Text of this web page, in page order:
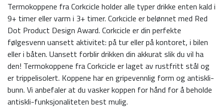
Termokoppene fra Corkcicle holder alle typer drikke enten kald i
9+ timer eller varm i 3+ timer. Corkcicle er belønnet med Red
Dot Product Design Award. Corkcicle er din perfekte
følgesvenn uansett aktivitet: på tur eller på kontoret, i bilen
eller i båten. Uansett forblir drikken din akkurat slik du vil ha
den! Termokoppene fra Corkcicle er laget av rustfritt stål og
er trippelisolert. Koppene har en gripevennlig form og antiskli-
bunn. Vi anbefaler at du vasker koppen for hånd for å beholde
antiskli-funksjonaliteten best mulig.